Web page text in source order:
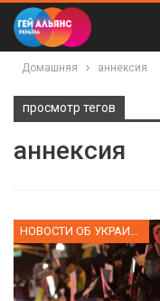
Домашняя аннексия
просмотр тегов
аннексия